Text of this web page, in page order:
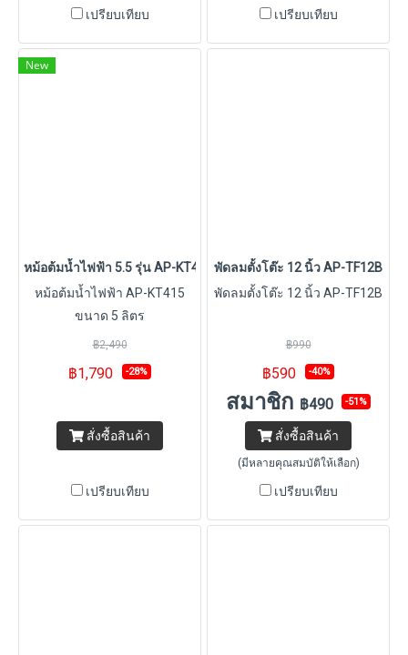
เปรียบเทียบ เปรียบเทียบ
New
หม้อต้มน้ำไฟฟ้า 5.5 รุ่น AP-KT415
หม้อต้มน้ำไฟฟ้า AP-KT415
ขนาด 5 ลิตร
฿2,490
฿1,790 -28%
สั่งซื้อสินค้า
เปรียบเทียบ
พัดลมตั้งโต๊ะ 12 นิ้ว AP-TF12B
พัดลมตั้งโต๊ะ 12 นิ้ว AP-TF12B
฿990
฿590 -40%
สมาชิก ฿490 -51%
สั่งซื้อสินค้า
(มีหลายคุณสมบัติให้เลือก)
เปรียบเทียบ